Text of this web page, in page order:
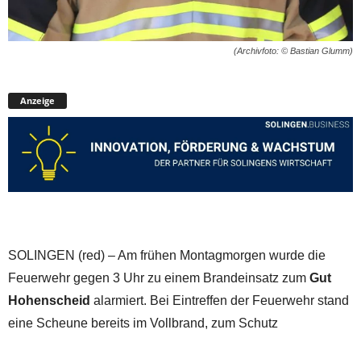
(Archivfoto: © Bastian Glumm)
Anzeige
SOLINGEN (red) – Am frühen Montagmorgen wurde die
Feuerwehr gegen 3 Uhr zu einem Brandeinsatz zum Gut
Hohenscheid alarmiert. Bei Eintreffen der Feuerwehr stand
eine Scheune bereits im Vollbrand, zum Schutz